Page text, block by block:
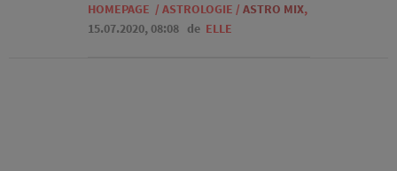
HOMEPAGE / ASTROLOGIE / ASTRO MIX,
15.07.2020, 08:08 de ELLE